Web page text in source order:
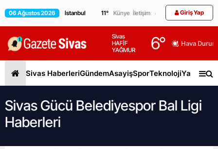
06 Ağustos 2026 11° Künye İletişim Giriş Yap
Sivas
HAFİF
YAĞMUR
6° Hava
Sivas HaberleriGündemAsayişSporTeknolojiYaşam
Sivas Gücü Belediyespor Bal Ligi
Haberleri